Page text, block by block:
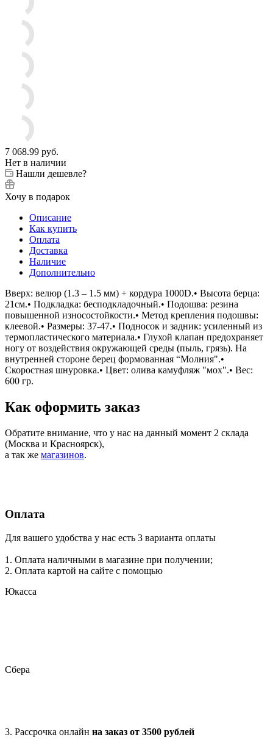
Берцы
Аксессуары для комфортного ношения обуви
ботинки, кеды
уходаТуфли, Полуботинки
Артикул:
7 068.99руб.
Нет в наличии
Нашли дешевле?
Хочу в подарок
Как купить
Оплата
Доставка
Наличие
Дополнительно
Вверх: велюр (1.3 – 1.5 мм) + кордура 1000D.• Высота берца:
21см.• Подкладка: бесподкладочный.• Подошва: резина
повышенной износостойкости.• Метод крепления подошвы:
термопластического материала.• Глухой клапан предохраняет
ногу от воздействия окружающей среды (пыль, грязь). На
внутренней стороне берец формованная “Молния".•
Скоростная шнуровка.• Цвет: олива камуфляж "мох".• Вес:
600 гр.
(Москва и Красноярск),
Сбера